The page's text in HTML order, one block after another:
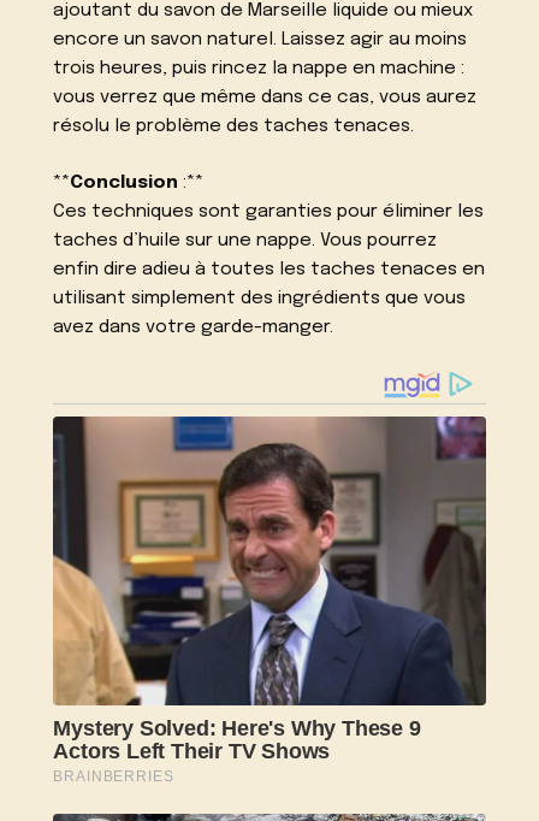
ajoutant du savon de Marseille liquide ou mieux
encore un savon naturel. Laissez agir au moins
trois heures, puis rincez la nappe en machine :
vous verrez que même dans ce cas, vous aurez
résolu le problème des taches tenaces.
**Conclusion :**
Ces techniques sont garanties pour éliminer les
taches d’huile sur une nappe. Vous pourrez
enfin dire adieu à toutes les taches tenaces en
utilisant simplement des ingrédients que vous
avez dans votre garde-manger.